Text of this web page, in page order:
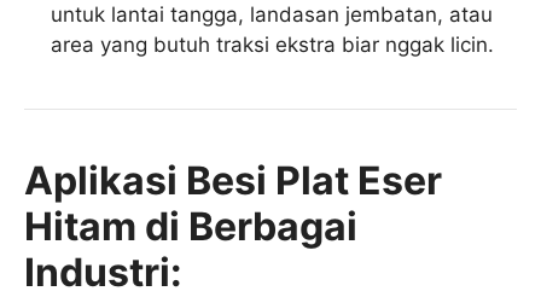
untuk lantai tangga, landasan jembatan, atau
area yang butuh traksi ekstra biar nggak licin.
Aplikasi Besi Plat Eser
Hitam di Berbagai
Industri: